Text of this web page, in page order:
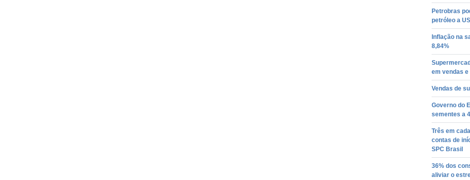
Petrobras
petróleo a
Inflação na
8,84%
em vendas
Vendas de
Governo do
sementes a
Três em
contas de
SPC Brasil
36% dos
aliviar o